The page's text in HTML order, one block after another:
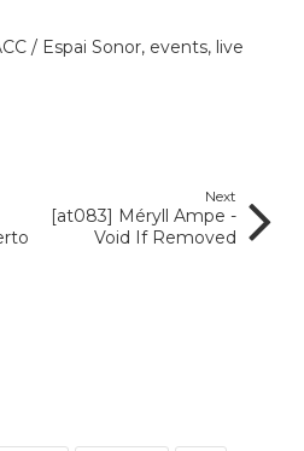
/ Espai Sonor, events, live
Next
[at083] Méryll Ampe -
Void If Removed